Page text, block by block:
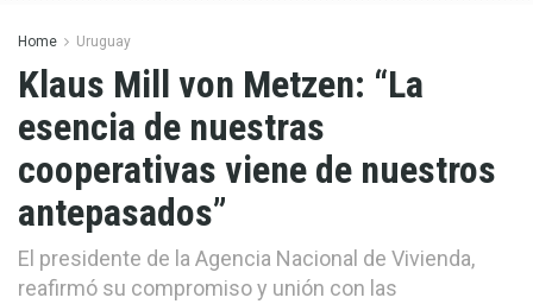
Home Uruguay
Klaus Mill von Metzen: “La
esencia de nuestras
cooperativas viene de nuestros
antepasados”
El presidente de la Agencia Nacional de Vivienda,
reafirmó su compromiso y unión con las